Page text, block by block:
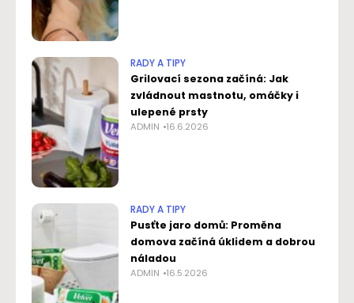
RADY A TIPY
Grilovací sezona začíná: Jak
zvládnout mastnotu, omáčky i
ulepené prsty
ADMIN 16.6.2026
RADY A TIPY
Pusťte jaro domů: Proměna
domova začíná úklidem a dobrou
náladou
ADMIN 16.5.2026